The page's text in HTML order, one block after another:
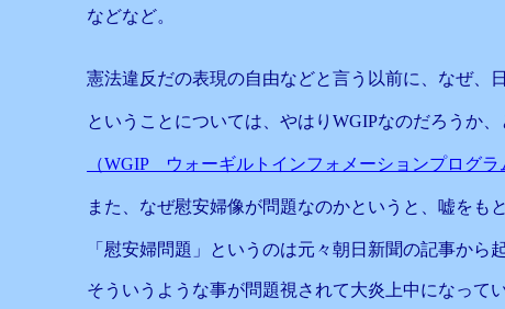
などなど。
憲法違反だの表現の自由などと言う以前に、なぜ、
ということについては、やはりWGIPなのだろうか、
（WGIP ウォーギルトインフォメーションプログラ
また、なぜ慰安婦像が問題なのかというと、嘘をも
「慰安婦問題」というのは元々朝日新聞の記事から
そういうような事が問題視されて大炎上中になって